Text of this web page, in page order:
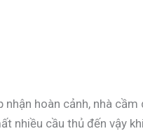
hoàn cảnh, nhà
nhiều cầu thủ đến vậy